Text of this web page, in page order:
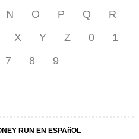
N O P Q
R
X Y Z 0
1
7 8 9
RUN EN ESPAñOL